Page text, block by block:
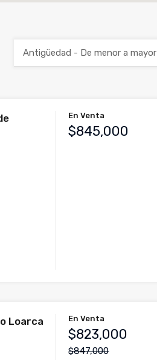
Antigüedad - De menor a mayor
En Venta
$845,000
Loarca
En Venta
$823,000
$847,000